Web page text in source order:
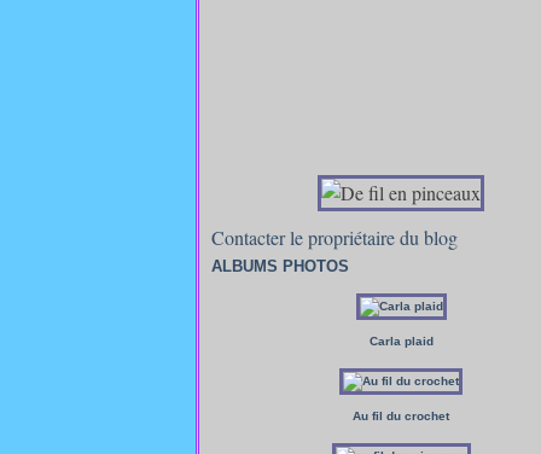
Contacter le propriétaire du blog
ALBUMS PHOTOS
Carla plaid
Au fil du crochet